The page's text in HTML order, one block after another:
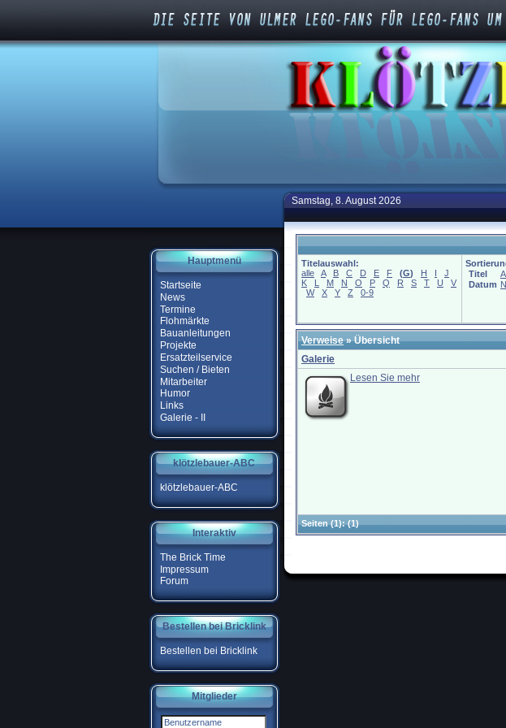
Hauptmenü
Startseite
News
Termine
Flohmärkte
Bauanleitungen
Projekte
Ersatzteilservice
Suchen / Bieten
Mitarbeiter
Humor
Links
Galerie - II
klötzlebauer-ABC
klötzlebauer-ABC
Interaktiv
The Brick Time
Impressum
Forum
Bestellen bei Bricklink
Bestellen bei Bricklink
Mitglieder
Samstag, 8. August 2026
Titelauswahl:
alle
A B C D E F (G) H I
J
K
L M N O P Q R S T U
V
W
X Y Z 0-9
Titel
Datum
Verweise» Übersicht
Galerie
Lesen Sie mehr
Seiten(1):(1)